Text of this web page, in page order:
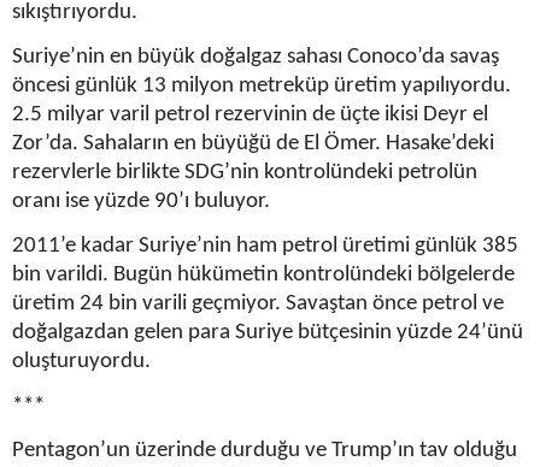
sıkıştırıyordu.
Suriye’nin en büyük doğalgaz sahası Conoco’da savaş
öncesi günlük 13 milyon metreküp üretim yapılıyordu.
2.5 milyar varil petrol rezervinin de üçte ikisi Deyr el
Zor’da. Sahaların en büyüğü de El Ömer. Hasake’deki
rezervlerle birlikte SDG’nin kontrolündeki petrolün
oranı ise yüzde 90’ı buluyor.
2011’e kadar Suriye’nin ham petrol üretimi günlük 385
bin varildi. Bugün hükümetin kontrolündeki bölgelerde
üretim 24 bin varili geçmiyor. Savaştan önce petrol ve
doğalgazdan gelen para Suriye bütçesinin yüzde 24’ünü
oluşturuyordu.
***
Pentagon’un üzerinde durduğu ve Trump’ın tav olduğu